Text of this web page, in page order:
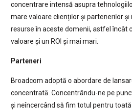
concentrare intensă asupra
mare valoare clienților și partenerilor
resurse în aceste domenii, astfel încât
valoare și un ROI și mai mari.
Parteneri
Broadcom adoptă o abordare de
concentrată. Concentrându-ne pe
și neîncercând să fim totul pentru